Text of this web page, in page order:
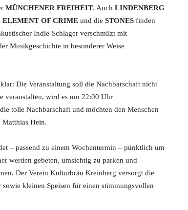
MÜNCHENER FREIHEIT. Auch LINDENBERG
ELEMENT OF CRIME und die STONES finden
Indie-Schlager verschmilzt mit
Musikgeschichte in besonderer Weise
Die Veranstaltung soll die Nachbarschaft nicht
veranstalten, wird es um 22:00 Uhr
tolle Nachbarschaft und möchten den Menschen
Hein.
– passend zu einem Wochentermin – pünktlich um
werden gebeten, umsichtig zu parken und
Der Verein Kulturbräu Kreinberg versorgt die
kleinen Speisen für einen stimmungsvollen